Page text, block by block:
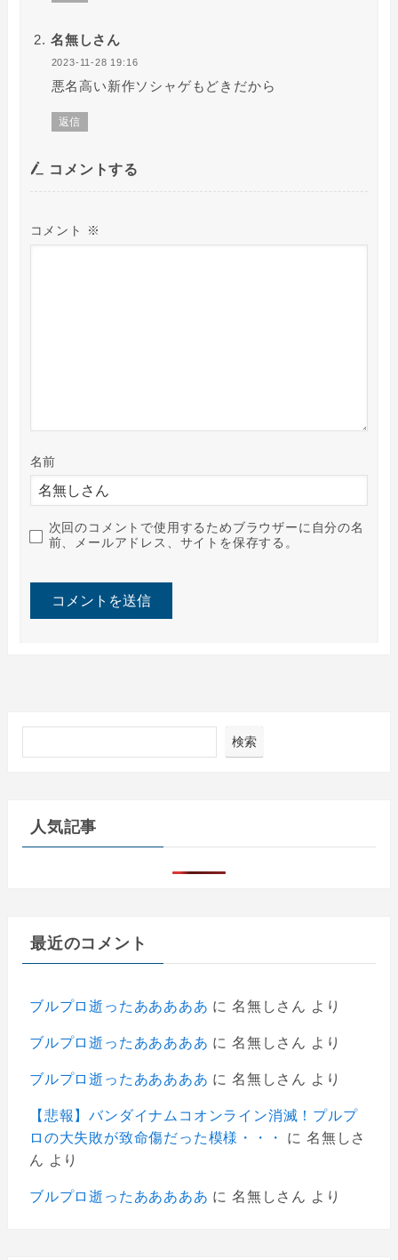
名無しさん
2023-11-28 19:16
悪名高い新作ソシャゲもどきだから
返信
コメントする
コメント ※
名前
次回のコメントで使用するためブラウザーに自分の名
前、メールアドレス、サイトを保存する。
検索
人気記事
最近のコメント
ブルプロ逝ったあああああ に 名無しさん より
ブルプロ逝ったあああああ に 名無しさん より
ブルプロ逝ったあああああ に 名無しさん より
【悲報】バンダイナムコオンライン消滅！プルプ
ロの大失敗が致命傷だった模様・・・
に 名無しさ
ん より
ブルプロ逝ったあああああ に 名無しさん より